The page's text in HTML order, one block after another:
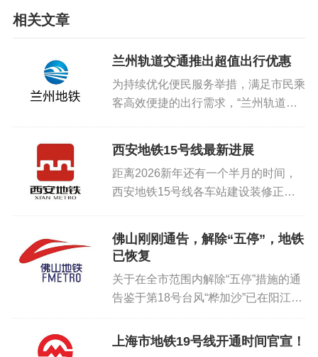
相关文章
兰州轨道交通推出超值出行优惠
为持续优化便民服务举措，满足市民乘
客高效便捷的出行需求，“兰州轨道
乘客提供优惠和便利。近日，兰州市轨
道交通有限公司进一步升...
西安地铁15号线最新进展
距离2026新年还有一个半月的时间，
西安地铁15号线各车站建设装修正在
出入口主体工程已经基本建成，正在周
边配套和路面恢复工作，还有行...
佛山刚刚通告，解除“五停”，地铁
已恢复
关于在全市范围内解除“五停”措施的通
告鉴于第18号台风“桦加沙”已在阳江登
陆，对我市影响趋于减弱，经会商研
判，市三防指挥部决定于9月24日20时
上海市地铁19号线开通时间官宣！